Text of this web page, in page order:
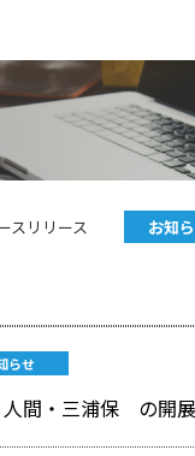
スリリース お知
らせ
間・三浦保 の開展